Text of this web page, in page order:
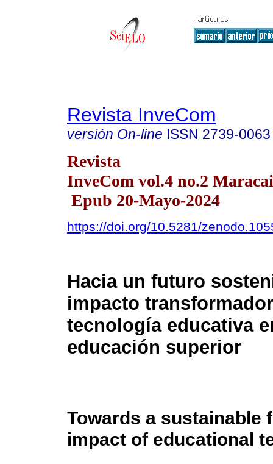
Revista InveCom
versión On-line ISSN 2739-0063
Revista
InveCom vol.4 no.2
Epub 20-Mayo-2024
https://doi.org/10.5281/
Hacia un futuro
impacto
tecnología educativa
educación superior
Towards a sustainable
impact of educational